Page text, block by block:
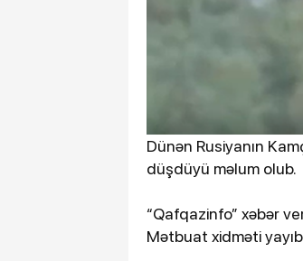
Dünən Rusiyanın
düşdüyü məlum olub.
“Qafqazinfo” xəbər
Mətbuat xidməti